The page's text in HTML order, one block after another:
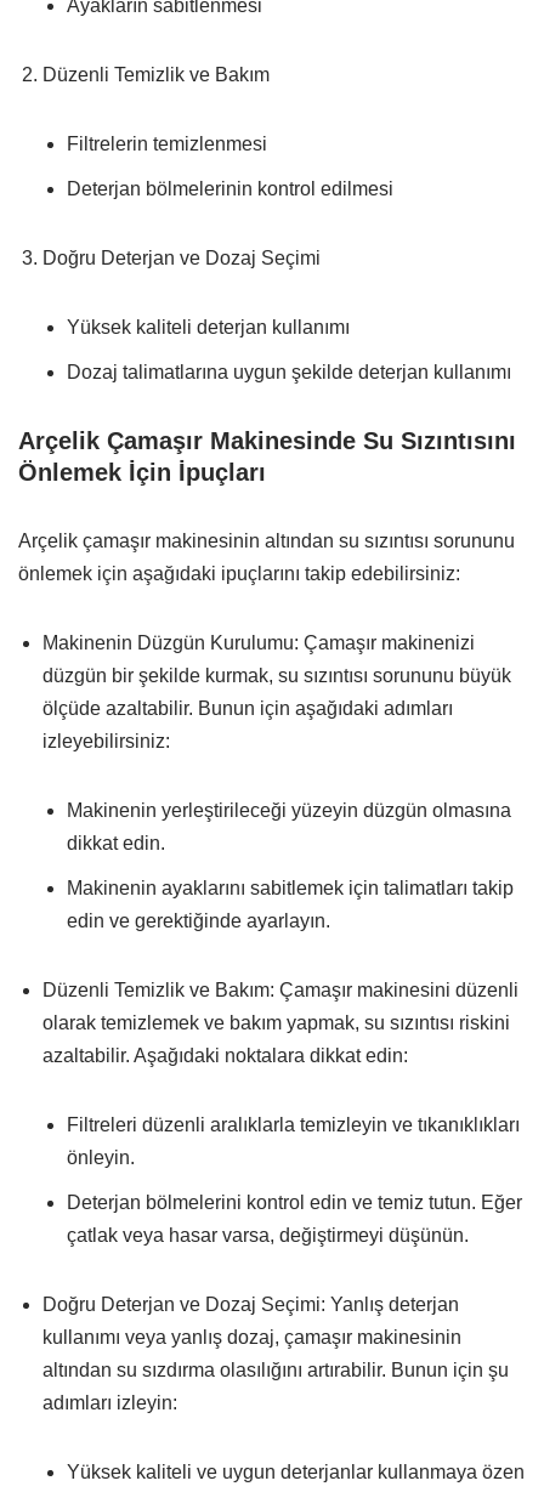
Ayakların sabitlenmesi
Düzenli Temizlik ve Bakım
Filtrelerin temizlenmesi
Deterjan bölmelerinin kontrol edilmesi
Doğru Deterjan ve Dozaj Seçimi
Yüksek kaliteli deterjan kullanımı
Dozaj talimatlarına uygun şekilde deterjan kullanımı
Arçelik Çamaşır Makinesinde Su Sızıntısını
Önlemek İçin İpuçları
Arçelik çamaşır makinesinin altından su sızıntısı sorununu
önlemek için aşağıdaki ipuçlarını takip edebilirsiniz:
Makinenin Düzgün Kurulumu: Çamaşır makinenizi
düzgün bir şekilde kurmak, su sızıntısı sorununu büyük
ölçüde azaltabilir. Bunun için aşağıdaki adımları
izleyebilirsiniz:
Makinenin yerleştirileceği yüzeyin düzgün olmasına
dikkat edin.
Makinenin ayaklarını sabitlemek için talimatları takip
edin ve gerektiğinde ayarlayın.
Düzenli Temizlik ve Bakım: Çamaşır makinesini düzenli
olarak temizlemek ve bakım yapmak, su sızıntısı riskini
azaltabilir. Aşağıdaki noktalara dikkat edin:
Filtreleri düzenli aralıklarla temizleyin ve tıkanıklıkları
önleyin.
Deterjan bölmelerini kontrol edin ve temiz tutun. Eğer
çatlak veya hasar varsa, değiştirmeyi düşünün.
Doğru Deterjan ve Dozaj Seçimi: Yanlış deterjan
kullanımı veya yanlış dozaj, çamaşır makinesinin
altından su sızdırma olasılığını artırabilir. Bunun için şu
adımları izleyin:
Yüksek kaliteli ve uygun deterjanlar kullanmaya özen